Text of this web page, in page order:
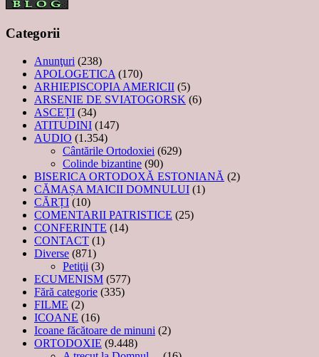
Categorii
Anunţuri (238)
APOLOGETICA (170)
ARHIEPISCOPIA AMERICII (5)
ARSENIE DE SVIATOGORSK (6)
ASCEȚI (34)
ATITUDINI (147)
AUDIO (1.354)
Cântările Ortodoxiei (629)
Colinde bizantine (90)
BISERICA ORTODOXĂ ESTONIANĂ (2)
CĂMAȘA MAICII DOMNULUI (1)
CĂRȚI (10)
COMENTARII PATRISTICE (25)
CONFERINTE (14)
CONTACT (1)
Diverse (871)
Petiţii (3)
ECUMENISM (577)
Fără categorie (335)
FILME (2)
ICOANE (16)
Icoane făcătoare de minuni (2)
ORTODOXIE (9.448)